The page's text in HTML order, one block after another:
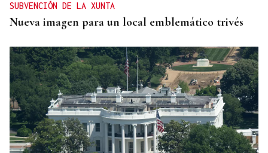
SUBVENCIÓN DE LA XUNTA
Nueva imagen para un local emblemático trivés